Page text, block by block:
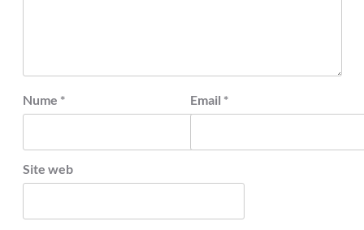
Nume * Email *
Site web